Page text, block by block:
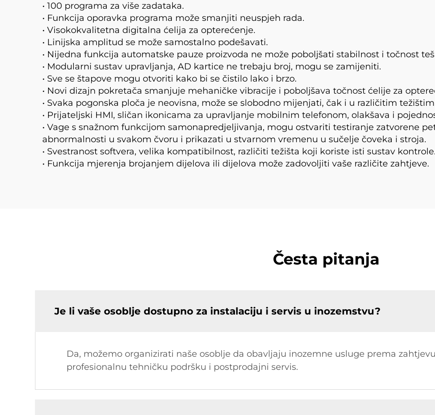
• 100 programa za više zadataka.
• Funkcija oporavka programa može smanjiti neuspjeh rada.
• Visokokvalitetna digitalna ćelija za opterećenje.
• Linijska amplitud se može samostalno podešavati.
• Nijedna funkcija automatske pauze proizvoda ne može poboljšati stabilnost i točnost
• Modularni sustav upravljanja, AD kartice ne trebaju broj, mogu se zamijeniti.
• Sve se štapove mogu otvoriti kako bi se čistilo lako i brzo.
• Novi dizajn pokretača smanjuje mehaničke vibracije i poboljšava točnost ćelije za
• Svaka pogonska ploča je neovisna, može se slobodno mijenjati, čak i u različitim
• Prijateljski HMI, sličan ikonicama za upravljanje mobilnim telefonom, olakšava i
• Vage s snažnom funkcijom samonapredjeljivanja, mogu ostvariti testiranje zatvorene
abnormalnosti u svakom čvoru i prikazati u stvarnom vremenu u sučelje čoveka i stroja.
• Svestranost softvera, velika kompatibilnost, različiti težišta koji koriste isti sustav
• Funkcija mjerenja brojanjem dijelova ili dijelova može zadovoljiti vaše različite zahtjeve.
Česta pitanja
Je li vaše osoblje dostupno za instalaciju i servis u inozemstvu?
Da, možemo organizirati naše osoblje da obavljaju inozemne usluge prema
profesionalnu tehničku podršku i postprodajni servis.